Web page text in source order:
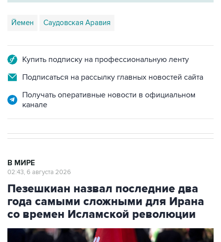
Йемен Саудовская Аравия
Купить подписку на профессиональную ленту
Подписаться на рассылку главных новостей сайта
Получать оперативные новости в официальном
канале
В МИРЕ
02:43, 6 августа 2026
Пезешкиан назвал последние два
года самыми сложными для Ирана
со времен Исламской революции